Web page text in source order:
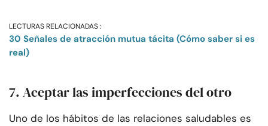
LECTURAS RELACIONADAS :
30 Señales de atracción mutua tácita (Cómo saber si es
real)
7. Aceptar las imperfecciones del otro
Uno de los hábitos de las relaciones saludables es